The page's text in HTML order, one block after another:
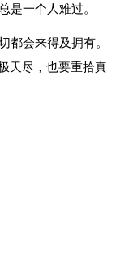
是一个人难过。
都会来得及拥有。
天尽，也要重拾真